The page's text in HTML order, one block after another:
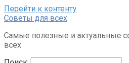
Перейти к контенту
Советы для всех
Самые полезные и актуальные
всех